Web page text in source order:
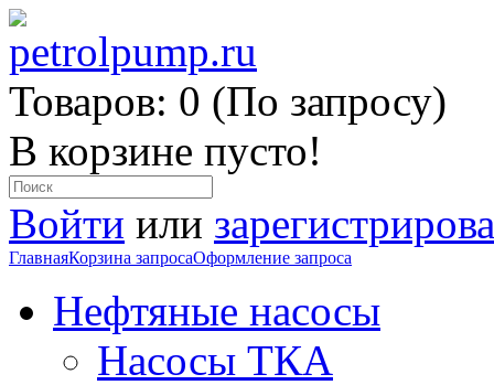
Товаров: 0 (По запросу)
В корзине пусто!
Войти или
ГлавнаяКорзина запросаОформление запроса
Нефтяные насосы
Насосы ТКА